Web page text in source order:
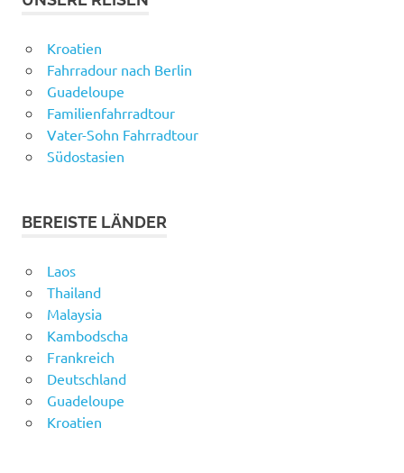
Kroatien
Fahrradour nach Berlin
Guadeloupe
Familienfahrradtour
Vater-Sohn Fahrradtour
Südostasien
BEREISTE LÄNDER
Laos
Thailand
Malaysia
Kambodscha
Frankreich
Deutschland
Guadeloupe
Kroatien